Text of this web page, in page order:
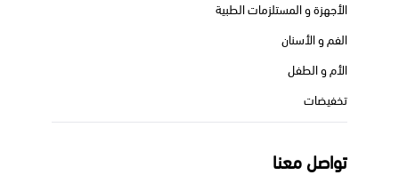
الأجهزة و المستلزمات الطبية
الفم و الأسنان
الأم و الطفل
تخفيضات
تواصل معنا